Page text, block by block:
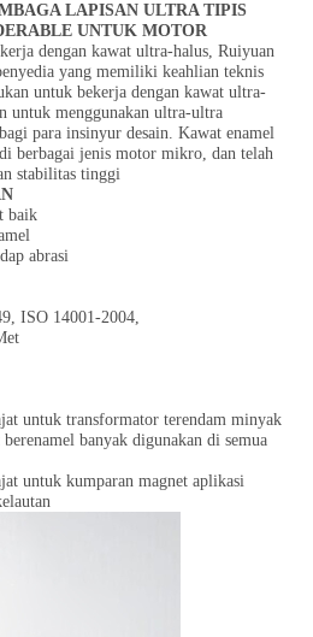
LAPISAN ULTRA TIPIS
UNTUK MOTOR
dengan kawat ultra-halus, Ruiyuan
yang memiliki keahlian teknis
untuk bekerja dengan kawat ultra-
untuk menggunakan ultra-ultra
para insinyur desain. Kawat enamel
berbagai jenis motor mikro, dan telah
stabilitas tinggi
baik
abrasi
ISO 14001-2004,
untuk transformator terendam minyak
banyak digunakan di semua
untuk kumparan magnet aplikasi